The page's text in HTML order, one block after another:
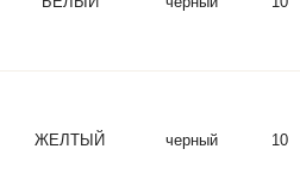
ЖЕЛТЫЙ черный 10